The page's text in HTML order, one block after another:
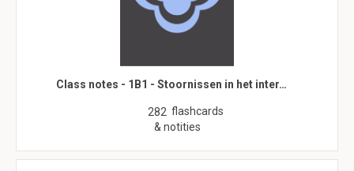
Class notes - 1B1 - Stoornissen in het inter…
282 flashcards
& notities